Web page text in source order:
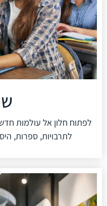
לפתוח חלון אל עולמות
לתרבויות, ספרות,